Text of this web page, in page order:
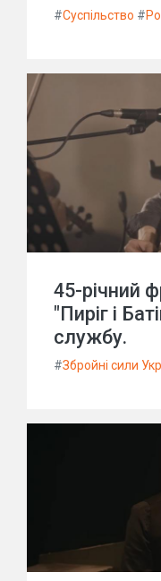
#Суспільство #
45-річний
"Пиріг і
службу.
#Збройні сили